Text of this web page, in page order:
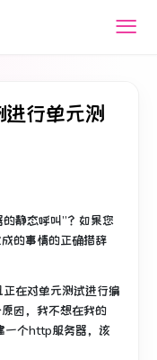
行单元测
静态呼叫”？ 如果您
的事情的正确措辞
正在对单元测试进行编
因，我不想在我的
一个http服务器，该